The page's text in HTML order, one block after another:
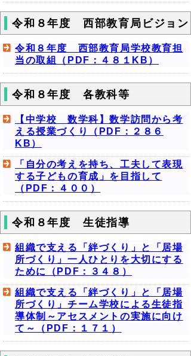
令和８年度 西部教育局ビジョン
令和８年度 西部教育局学校教育担
当の取組（PDF：４８１KB）
令和８年度 各教科等
【中学校 数学科】数学訪問から考
える授業づくり（PDF：２８６
KB）
「自分の考えを持ち、工夫して表現
する子どもの育成」を目指して
（PDF：４００）
令和８年度 生徒指導
組織で支える「絆づくり」と「居場
所づくり」一人ひとりを大切にする
ために（PDF：３４８）
組織で支える「絆づくり」と「居場
所づくり」チーム学校による生徒指
導体制～アセスメントの実施に向け
て～（PDF：１７１）